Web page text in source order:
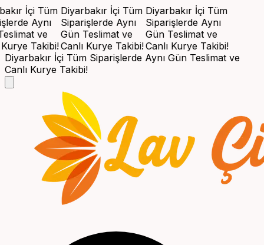
İçi Tüm
Aynı
ve
Takibi!
Diyarbakır İçi Tüm
Siparişlerde Aynı
Gün Teslimat ve
Canlı Kurye Takibi!
Diyarbakır İçi Tüm
Siparişlerde Aynı
Gün Teslimat ve
Canlı Kurye Takibi!
Diyarbakır İçi Tüm Siparişlerde Aynı Gün Teslimat ve
Canlı Kurye Takibi!